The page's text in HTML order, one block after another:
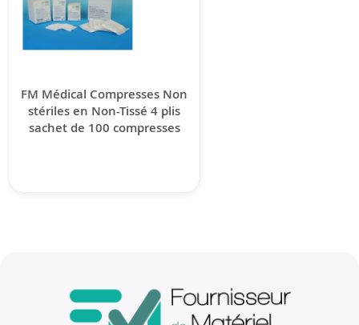
FM Médical Compresses Non
stériles en Non-Tissé 4 plis
sachet de 100 compresses